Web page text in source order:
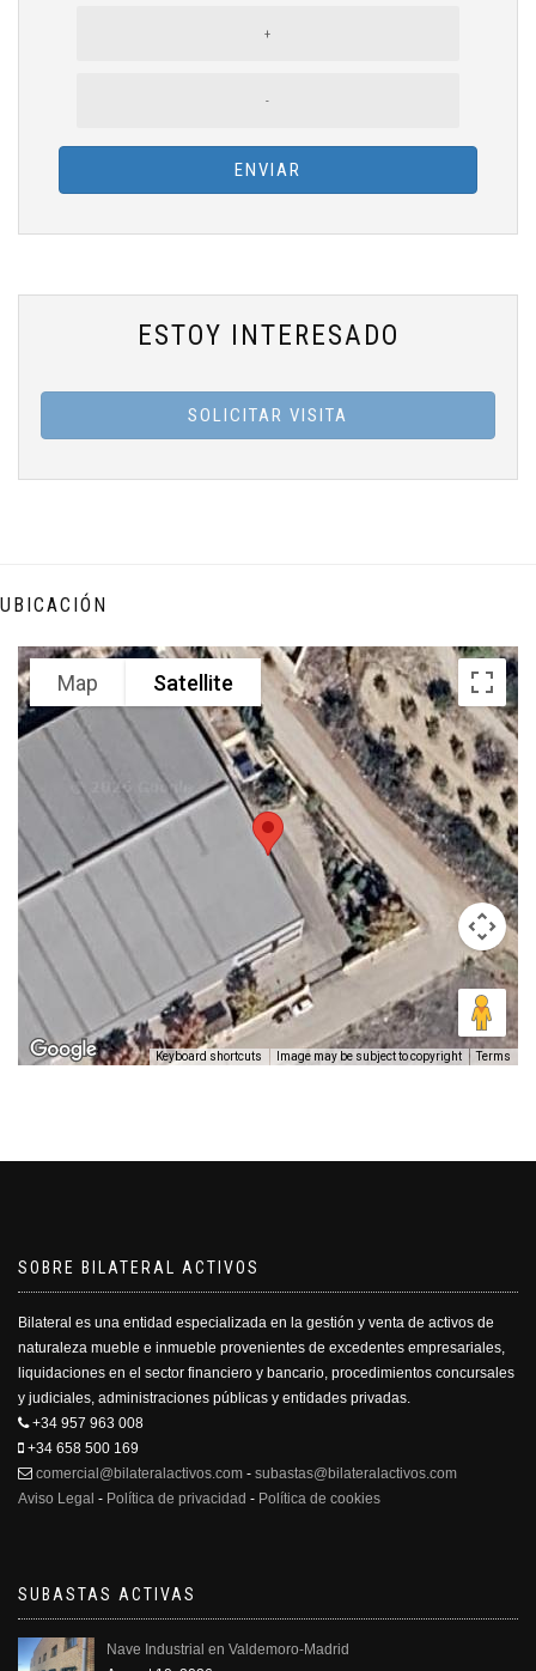
+
-
ENVIAR
ESTOY INTERESADO
SOLICITAR VISITA
UBICACIÓN
Map Satellite
Keyboard shortcuts Image may be subject to copyright Terms
SOBRE BILATERAL ACTIVOS
Bilateral es una entidad especializada en la gestión y venta de activos de
naturaleza mueble e inmueble provenientes de excedentes empresariales,
liquidaciones en el sector financiero y bancario, procedimientos concursales
y judiciales, administraciones públicas y entidades privadas.
+34 957 963 008
+34 658 500 169
comercial@bilateralactivos.com - subastas@bilateralactivos.com
Aviso Legal - Política de privacidad - Política de cookies
SUBASTAS ACTIVAS
Nave Industrial en Valdemoro-Madrid